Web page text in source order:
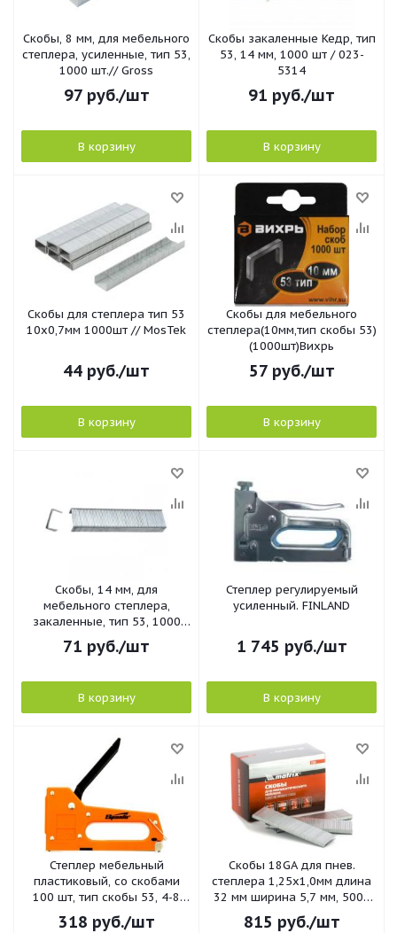
Скобы, 8 мм, для мебельного
степлера, усиленные, тип 53,
1000 шт.// Gross
97руб./шт
В корзину
Скобы закаленные Кедр, тип
53, 14 мм, 1000 шт / 023-
5314
91 руб./шт
В корзину
Скобы для степлера тип 53
10х0,7мм 1000шт // MosTek
44 руб./шт
В корзину
Скобы для мебельного
степлера(10мм,тип скобы 53)
(1000шт)Вихрь
57руб./шт
В корзину
Скобы, 14 мм, для
мебельного степлера,
закаленные, тип 53, 1000
шт.// Matrix
71 руб./шт
В корзину
Степлер регулируемый
усиленный. FINLAND
1 745 руб./шт
В корзину
Степлер мебельный
пластиковый, со скобами
100 шт, тип скобы 53, 4-8
мм// Sparta
318 руб./шт
Скобы 18GA для пнев.
степлера 1,25х1,0мм длина
32 мм ширина 5,7 мм, 5000
шт// Matrix
815 руб./шт